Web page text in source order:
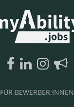
FÜR BEWERBER:INNEN